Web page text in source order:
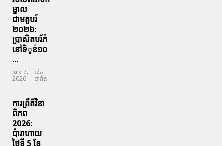
ម្នាល
ជាមតូបរ៍
២០២៦:
ប្រាសិតបរ័ភ៎
នៅទិូន់១០
...
July 7,
2026 - លីក
បារាំង
ការព្រឹតិ៍វិនា
ពិភព
2026:
ប៉ារាហាយ
ថ្ងៃទី 5 ខែ